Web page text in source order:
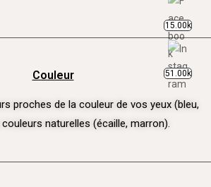
Couleur
proches de la couleur de vos yeux (bleu,
naturelles (écaille, marron).
15.00k
51.00k